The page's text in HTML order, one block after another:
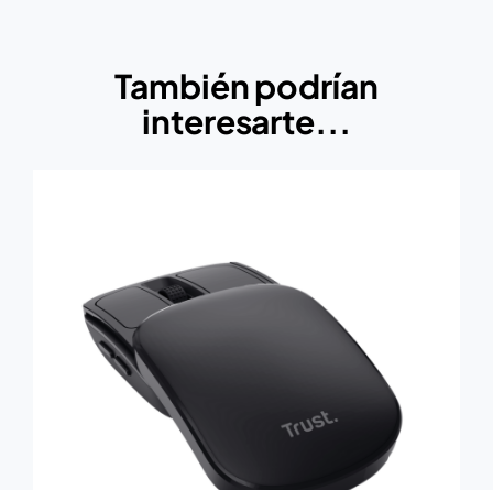
También podrían
interesarte...